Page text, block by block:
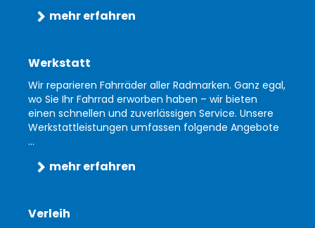
mehr erfahren
Werkstatt
Wir reparieren Fahrräder aller Radmarken. Ganz egal,
wo Sie Ihr Fahrrad erworben haben – wir bieten
einen schnellen und zuverlässigen Service. Unsere
Werkstattleistungen umfassen folgende Angebote
...
mehr erfahren
Verleih